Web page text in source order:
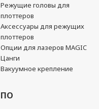
Режущие головы для
плоттеров
Аксессуары для режущих
плоттеров
Опции для лазеров MAGIC
Цанги
Вакуумное крепление
ПО